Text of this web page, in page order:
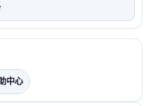
中心